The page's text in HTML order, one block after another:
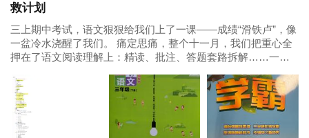
救计划
三上期中考试，语文狠狠给我们上了一课——成绩“滑铁卢”，像
一盆冷水浇醒了我们。 痛定思痛，整个十一月，我们把重心全
押在了语文阅读理解上：精读、批注、答题套路拆解……一天
种“守得云开见月明”的感觉：语文99.5分，英语100分，双双拿
下班级单科第一...